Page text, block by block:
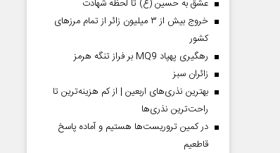
عشق به حسین (ع) تا لحظه شهادت
خروج بیش از ۳ میلیون زائر از تمام مرز‌های
کشور
رهگیری پهپاد MQ9 بر فراز تنگه هرمز
‌زائران سبز
بهترین نذری‌های اربعین | از کم هزینه‌ترین تا
راحت‌ترین نذری‌ها
در کمین تروریست‌ها هستیم و آماده پاسخ
قاطعیم